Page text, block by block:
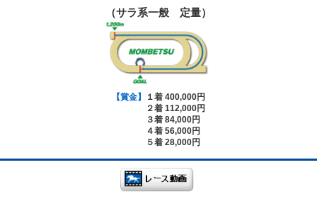
（サラ系一般 定量）
【賞金】
１着 400,000円
２着 112,000円
３着 84,000円
４着 56,000円
５着 28,000円